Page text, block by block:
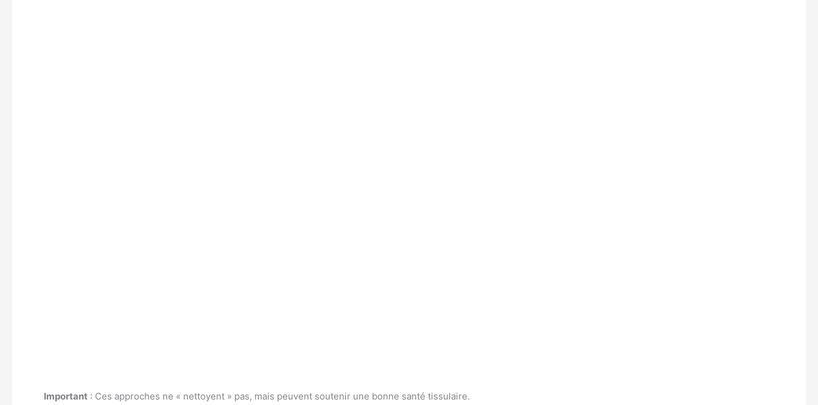
Important : Ces approches ne « nettoyent » pas, mais peuvent soutenir une bonne santé tissulaire.